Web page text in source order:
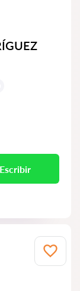
Escribir